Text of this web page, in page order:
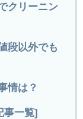
クリーニン
段以外でも
情は？
事一覧]